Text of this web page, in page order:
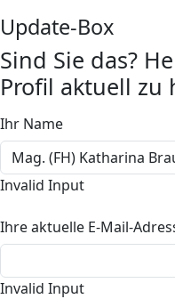
Update-Box
Sind Sie das?
Profil aktuell zu
Ihr Name
Invalid Input
Ihre aktuelle E-Mail-
Invalid Input